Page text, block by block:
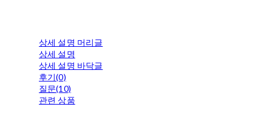
상세 설명 머리글
상세 설명
상세 설명 바닥글
후기(0)
질문(10)
관련 상품